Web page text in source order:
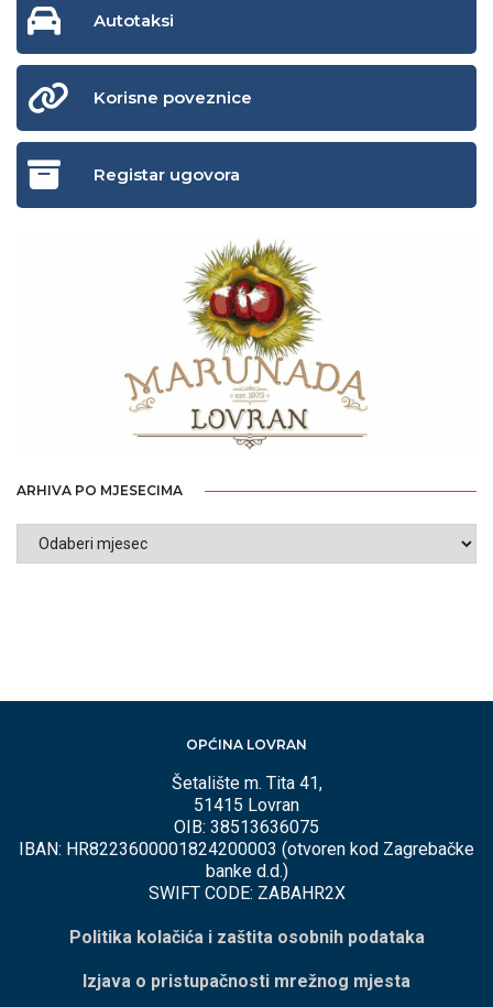
Autotaksi
Korisne poveznice
Registar ugovora
ARHIVA PO MJESECIMA
ARHIVA
PO
OPĆINA LOVRAN
Šetalište m. Tita 41,
51415 Lovran
OIB: 38513636075
IBAN: HR8223600001824200003 (otvoren kod Zagrebačke
banke d.d.)
SWIFT CODE: ZABAHR2X
Politika kolačića i zaštita osobnih podataka
Izjava o pristupačnosti mrežnog mjesta